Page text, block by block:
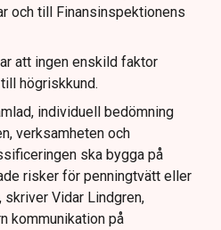
och till Finansinspektionens
att ingen enskild faktor
högriskkund.
individuell bedömning
verksamheten och
ska bygga på
risker för penningtvätt eller
Vidar Lindgren,
kommunikation på